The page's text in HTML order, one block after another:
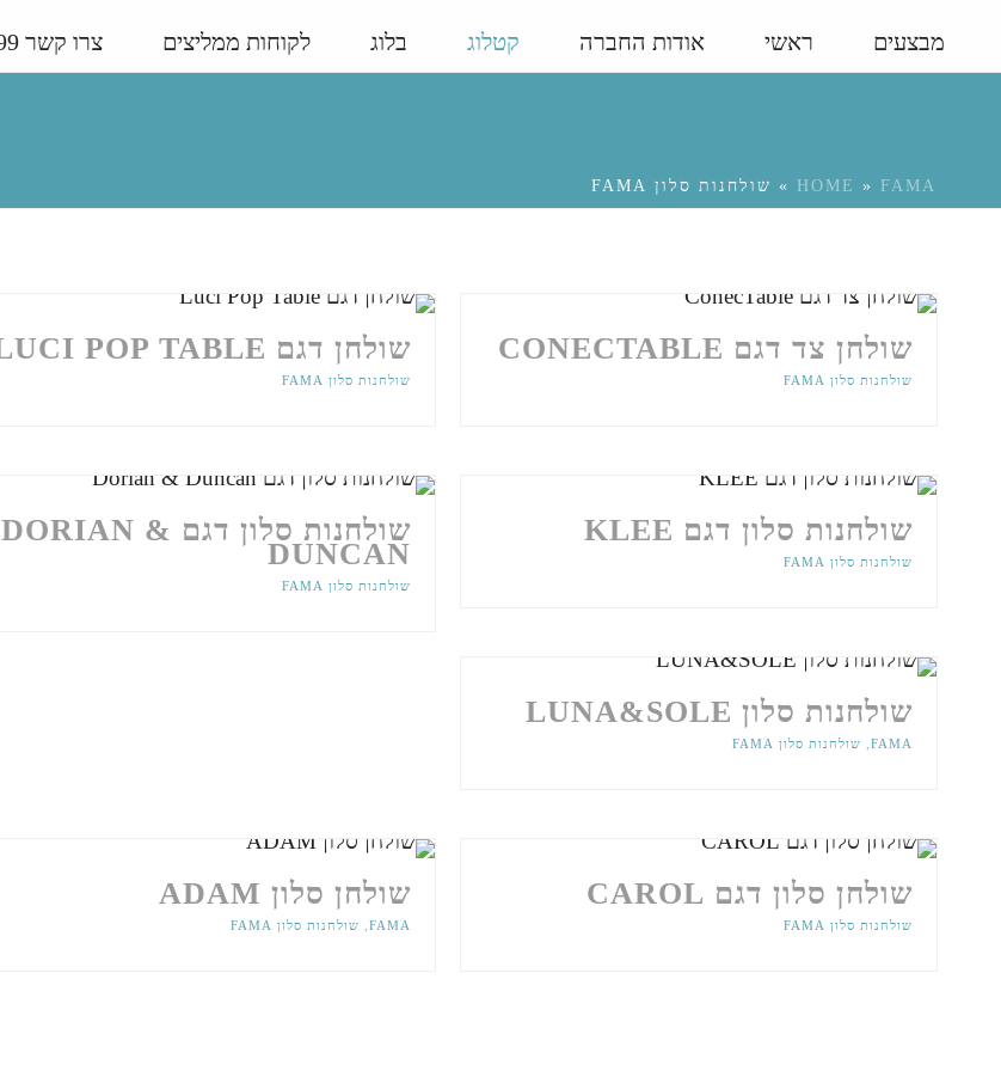
מבצעים ראשי אודות החברה קטלוג בלוג לקוחות ממליצים צרו קשר 03-5665799
HOME » FAMA
» שולחנות סלון FAMA
שולחן דגם LUCI POP TABLE
שולחנות סלון FAMA
שולחן צד דגם CONECTABLE
שולחנות סלון FAMA
שולחנות סלון דגם DORIAN &
DUNCAN
שולחנות סלון FAMA
שולחנות סלון דגם KLEE
שולחנות סלון FAMA
שולחנות סלון LUNA&SOLE
FAMA שולחנות סלון FAMA
שולחן סלון ADAM
FAMA
, שולחנות סלון FAMA
שולחן סלון דגם CAROL
שולחנות סלון FAMA